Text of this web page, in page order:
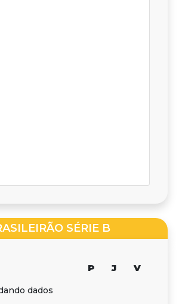
SÉRIE B
P J V
dados